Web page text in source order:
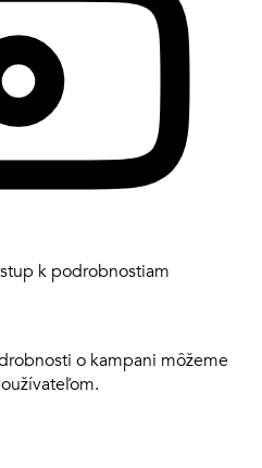
k podrobnostiam
o kampani môžeme